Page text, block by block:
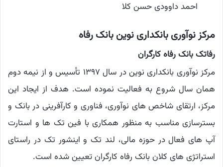
احمد داوودی حسن کلا
مرکز نوآوری بانکداری نوین بانک رفاه
رفاتک بانک رفاه کارگران
مرکز نوآوری بانکداری نوین در سال ١٣٩٧ تأسیس و از نیمه دوم
همان سال شروع به فعالیت نموده است. هدف از ایجاد این
مرکز، ارتقای شاخص های نوآوری، فناوری و کارآفرینی در بانک و
بسترسازی مناسب به منظور همکاری با فین تک ‌ها و استارت
‌آپ‌ های فعال در حوزه مالی، لند تک و اینشور تک در راستای
استراتژی های کلان بانک رفاه کارگران تعیین شده است.